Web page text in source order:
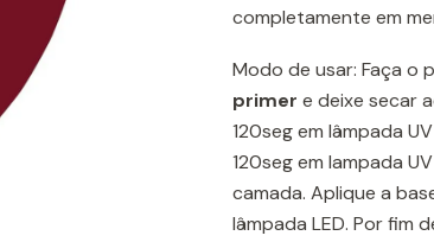
completamente em
Modo de usar: Faça o
primer e deixe secar
120seg em lâmpada
120seg em lampada
camada. Aplique a
lâmpada LED. Por fim